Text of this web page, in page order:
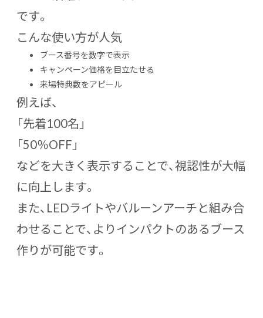
です。
こんな使い方が人気
ブース番号を数字で表示
キャンペーン価格を目立たせる
来場特典数をアピール
例えば、
「先着100名」
「50％OFF」
などを大きく表示することで、視認性が大幅
に向上します。
また、LEDライトやバルーンアーチと組み合
わせることで、よりインパクトのあるブース
作りが可能です。